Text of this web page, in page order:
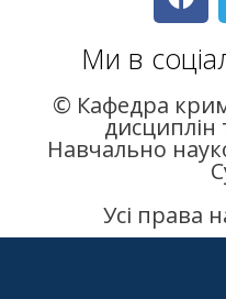
Ми в
© Кафедра
дисциплін